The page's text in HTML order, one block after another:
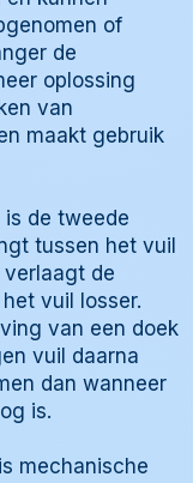
of
de
oplossing
van
maakt gebruik
de tweede
tussen het vuil
de
vuil losser.
van een doek
vuil daarna
dan wanneer
is.
mechanische